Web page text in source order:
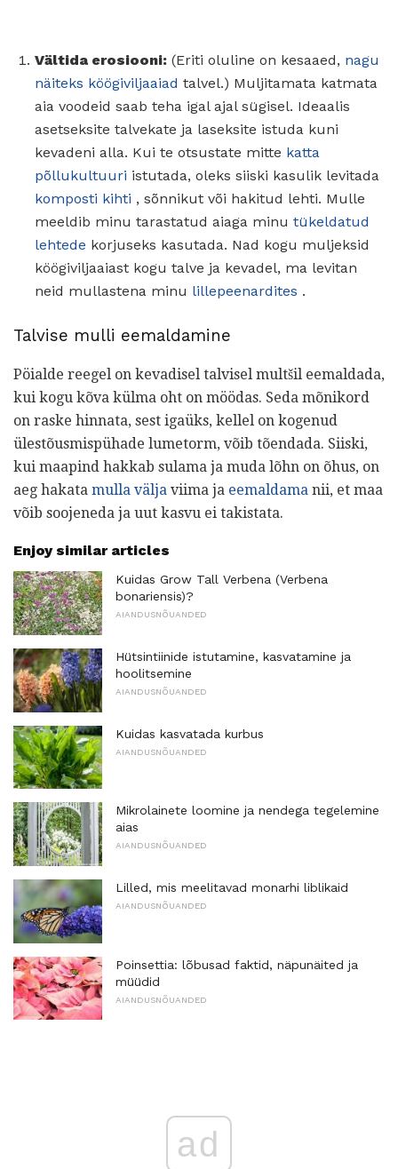
Vältida erosiooni: (Eriti oluline on kesaaed, nagu
näiteks köögiviljaaiad talvel.) Muljitamata katmata
aia voodeid saab teha igal ajal sügisel. Ideaalis
asetseksite talvekate ja laseksite istuda kuni
kevadeni alla. Kui te otsustate mitte katta
põllukultuuri istutada, oleks siiski kasulik levitada
komposti kihti , sõnnikut või hakitud lehti. Mulle
meeldib minu tarastatud aiaga minu tükeldatud
lehtede korjuseks kasutada. Nad kogu muljeksid
köögiviljaaiast kogu talve ja kevadel, ma levitan
neid mullastena minu lillepeenardites .
Talvise mulli eemaldamine
Pöialde reegel on kevadisel talvisel multšil eemaldada,
kui kogu kõva külma oht on möödas. Seda mõnikord
on raske hinnata, sest igaüks, kellel on kogenud
ülestõusmispühade lumetorm, võib tõendada. Siiski,
kui maapind hakkab sulama ja muda lõhn on õhus, on
aeg hakata mulla välja viima ja eemaldama nii, et maa
võib soojeneda ja uut kasvu ei takistata.
Enjoy similar articles
Kuidas Grow Tall Verbena (Verbena
bonariensis)?
AIANDUSNÕUANDED
Hütsintiinide istutamine, kasvatamine ja
hoolitsemine
AIANDUSNÕUANDED
Kuidas kasvatada kurbus
AIANDUSNÕUANDED
Mikrolainete loomine ja nendega tegelemine
aias
AIANDUSNÕUANDED
Lilled, mis meelitavad monarhi liblikaid
AIANDUSNÕUANDED
Poinsettia: lõbusad faktid, näpunäited ja
müüdid
AIANDUSNÕUANDED
ad